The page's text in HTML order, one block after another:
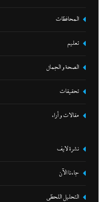
المحافظات
تعليم
الصحة و الجمال
تحقيقات
مقالات و أراء
نشرة لايف
جاءنا الآن
التحليل اللحظي